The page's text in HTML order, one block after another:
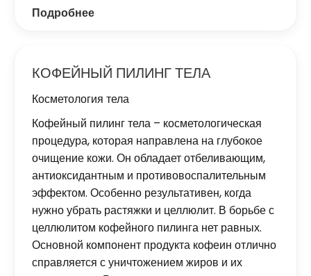
Подробнее
КОФЕЙНЫЙ ПИЛИНГ ТЕЛА
Косметология тела
Кофейный пилинг тела – косметологическая
процедура, которая направлена ​​на глубокое
очищение кожи. Он обладает отбеливающим,
антиоксидантным и противовоспалительным
эффектом. Особенно результативен, когда
нужно убрать растяжки и целлюлит. В борьбе с
целлюлитом кофейного пилинга нет равных.
Основной компонент продукта кофеин отлично
справляется с уничтожением жиров и их